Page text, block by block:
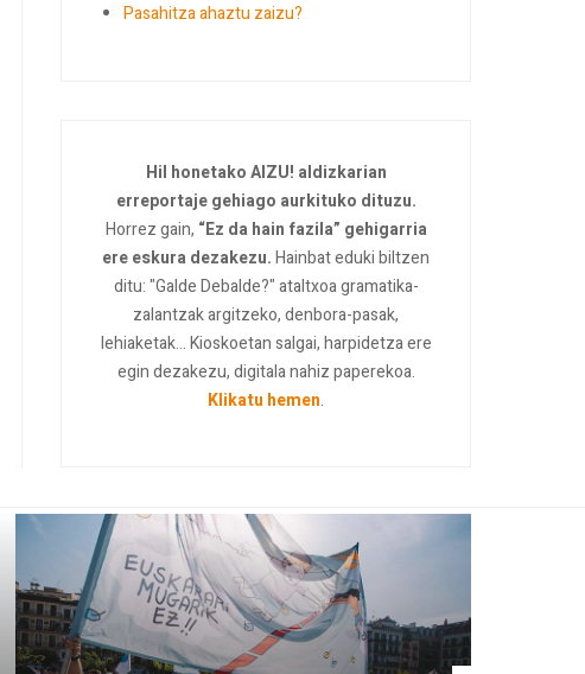
Pasahitza ahaztu zaizu?
Hil honetako AIZU! aldizkarian
erreportaje gehiago aurkituko dituzu.
Horrez gain, “Ez da hain fazila” gehigarria
ere eskura dezakezu.Hainbat eduki biltzen
ditu: "Galde Debalde?" ataltxoa gramatika-
zalantzak argitzeko, denbora-pasak,
lehiaketak... Kioskoetan salgai, harpidetza ere
egin dezakezu, digitala nahiz paperekoa.
Klikatu hemen.